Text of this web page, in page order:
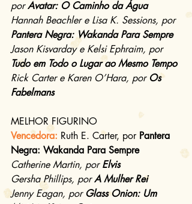
por Avatar: O Caminho da Água
Hannah Beachler e Lisa K. Sessions, por
Pantera Negra: Wakanda Para Sempre
Jason Kisvarday e Kelsi Ephraim, por
Tudo em Todo o Lugar ao Mesmo Tempo
Rick Carter e Karen O’Hara, por Os
Fabelmans
MELHOR FIGURINO
Vencedora: Ruth E. Carter, por Pantera
Negra: Wakanda Para Sempre
Catherine Martin, por Elvis
Gersha Phillips, por A Mulher Rei
Jenny Eagan, por Glass Onion: Um